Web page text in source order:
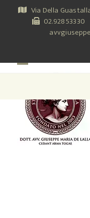
Via Della
02.92853330
menu
menu